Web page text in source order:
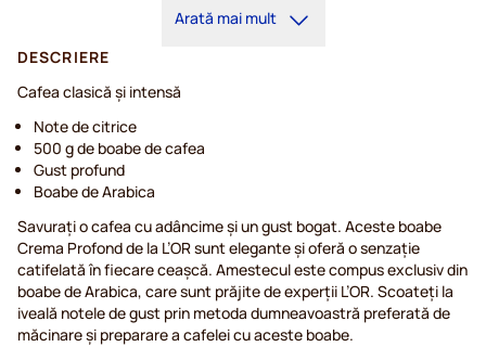
Arată mai mult
DESCRIERE
Cafea clasică și intensă
Note de citrice
500 g de boabe de cafea
Gust profund
Boabe de Arabica
Savurați o cafea cu adâncime și un gust bogat. Aceste boabe
Crema Profond de la L’OR sunt elegante și oferă o senzație
catifelată în fiecare ceașcă. Amestecul este compus exclusiv din
boabe de Arabica, care sunt prăjite de experții L’OR. Scoateți la
iveală notele de gust prin metoda dumneavoastră preferată de
măcinare și preparare a cafelei cu aceste boabe.